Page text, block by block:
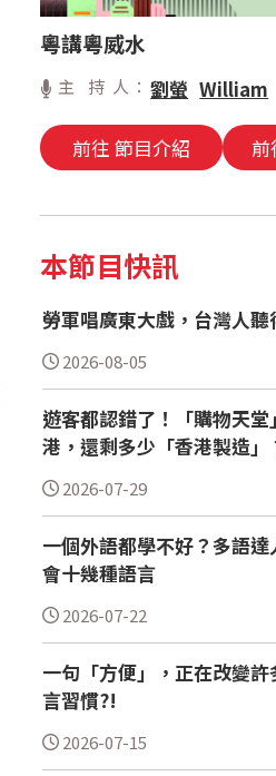
粵講粵威水
主 持 人：劉螢 William
前往 節目介紹
本節目快訊
勞軍唱廣東大戲，台灣人聽
2026-08-05
遊客都認錯了！「購物天堂
港，還剩多少「香港製造」
2026-07-29
一個外語都學不好？多語達
會十幾種語言
2026-07-22
一句「方便」，正在改變許
言習慣?!
2026-07-15